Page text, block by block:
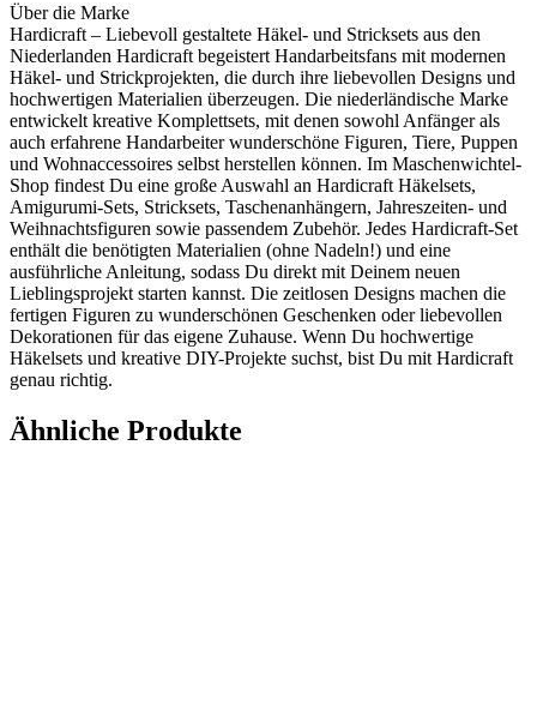
Über die Marke
Hardicraft – Liebevoll gestaltete Häkel- und Stricksets aus den
Niederlanden Hardicraft begeistert Handarbeitsfans mit modernen
Häkel- und Strickprojekten, die durch ihre liebevollen Designs und
hochwertigen Materialien überzeugen. Die niederländische Marke
entwickelt kreative Komplettsets, mit denen sowohl Anfänger als
auch erfahrene Handarbeiter wunderschöne Figuren, Tiere, Puppen
und Wohnaccessoires selbst herstellen können. Im Maschenwichtel-
Shop findest Du eine große Auswahl an Hardicraft Häkelsets,
Amigurumi-Sets, Stricksets, Taschenanhängern, Jahreszeiten- und
Weihnachtsfiguren sowie passendem Zubehör. Jedes Hardicraft-Set
enthält die benötigten Materialien (ohne Nadeln!) und eine
ausführliche Anleitung, sodass Du direkt mit Deinem neuen
Lieblingsprojekt starten kannst. Die zeitlosen Designs machen die
fertigen Figuren zu wunderschönen Geschenken oder liebevollen
Dekorationen für das eigene Zuhause. Wenn Du hochwertige
Häkelsets und kreative DIY-Projekte suchst, bist Du mit Hardicraft
genau richtig.
Ähnliche Produkte